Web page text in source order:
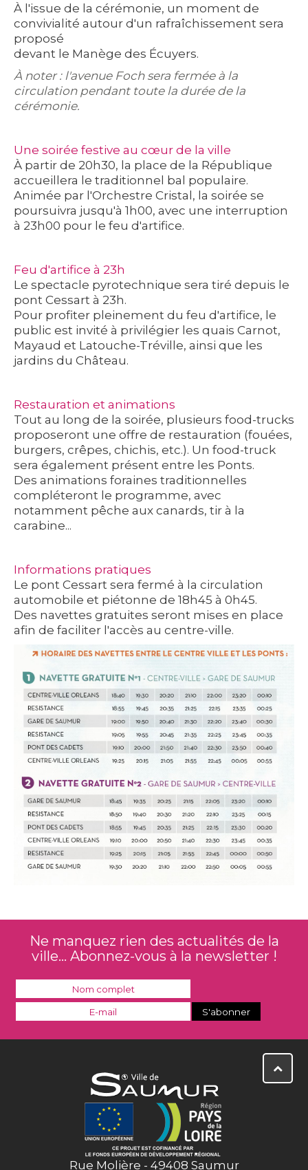
À l'issue de la cérémonie, un moment de
convivialité autour d'un rafraîchissement sera
proposé
devant le Manège des Écuyers.
À noter : l'avenue Foch sera fermée à la
circulation pendant toute la durée de la
cérémonie.
Une soirée festive au cœur de la ville
À partir de 20h30, la place de la République
accueillera le traditionnel bal populaire.
Animée par l'Orchestre Cristal, la soirée se
poursuivra jusqu'à 1h00, avec une interruption
à 23h00 pour le feu d'artifice.
Feu d'artifice à 23h
Le spectacle pyrotechnique sera tiré depuis le
pont Cessart à 23h.
Pour profiter pleinement du feu d'artifice, le
public est invité à privilégier les quais Carnot,
Mayaud et Latouche-Tréville, ainsi que les
jardins du Château.
Restauration et animations
Tout au long de la soirée, plusieurs food-trucks
proposeront une offre de restauration (fouées,
burgers, crêpes, chichis, etc.). Un food-truck
sera également présent entre les Ponts.
Des animations foraines traditionnelles
compléteront le programme, avec
notamment pêche aux canards, tir à la
carabine...
Informations pratiques
Le pont Cessart sera fermé à la circulation
automobile et piétonne de 18h45 à 0h45.
Des navettes gratuites seront mises en place
afin de faciliter l'accès au centre-ville.
Ne manquez rien des actualités de la
ville... Abonnez-vous à la newsletter !
Rue Molière - 49408 Saumur